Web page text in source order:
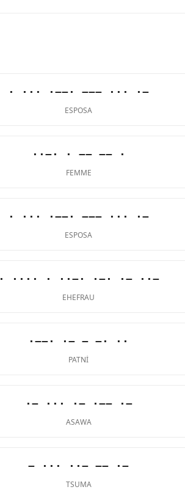
· ··· ·−−· −−− ··· ·−
ESPOSA
··−· · −− −− ·
FEMME
· ··· ·−−· −−− ··· ·−
ESPOSA
· ···· · ··−· ·−· ·− ··−
EHEFRAU
·−−· ·− − −· ··
PATNI
·− ··· ·− ·−− ·−
ASAWA
− ··· ··− −− ·−
TSUMA